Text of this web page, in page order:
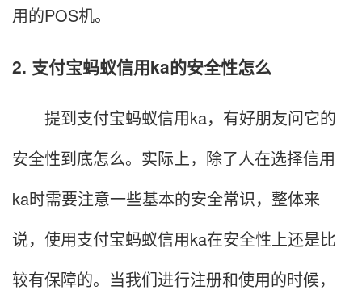
用的POS机。
2. 支付宝蚂蚁信用ka的安全性怎么
提到支付宝蚂蚁信用ka，有好朋友问它的
安全性到底怎么。实际上，除了人在选择信用
ka时需要注意一些基本的安全常识，整体来
说，使用支付宝蚂蚁信用ka在安全性上还是比
较有保障的。当我们进行注册和使用的时候，